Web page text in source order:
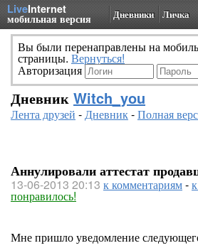
LiveInternet
мобильная версия Дневники Личка
Вы были перенаправлены на
страницы. Вернуться!
Авторизация
Дневник Witch_you
Лента друзей -Дневник-Полная
Аннулировали аттестат
13-06-2013 20:13 к комментариям-
понравилось!
Мне пришло уведомление